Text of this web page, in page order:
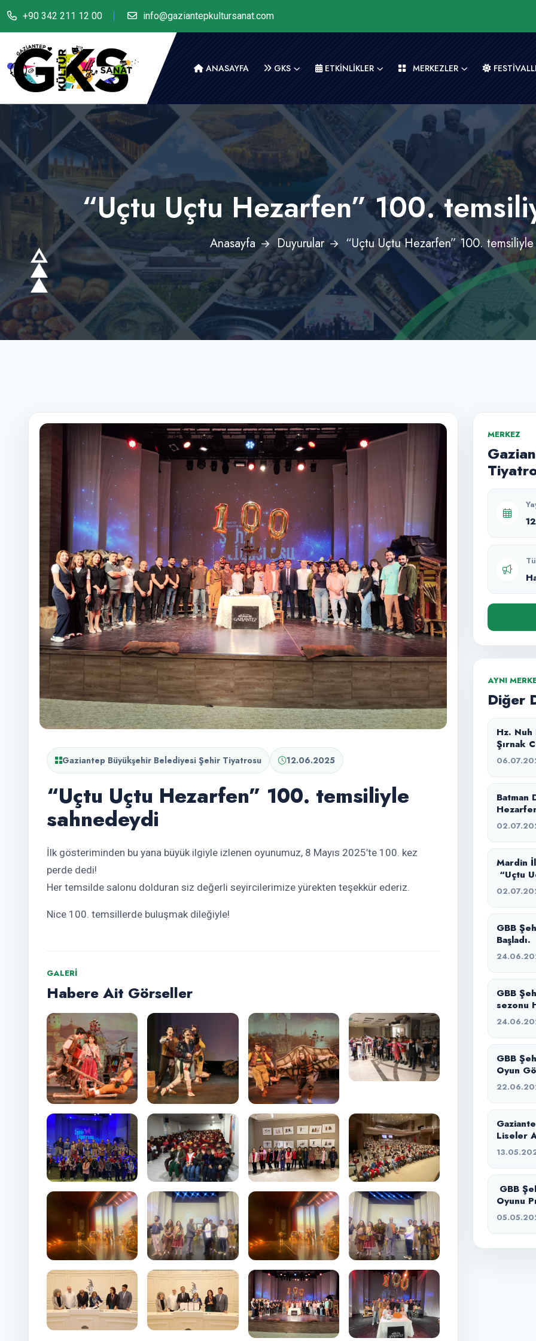
+90 342 211 12 00 info@gaziantepkultursanat.com
ANASAYFA GKS ETKİNLİKLER MERKEZLER
“Uçtu Uçtu Hezarfen” 100.
Anasayfa Duyurular “Uçtu Uçtu Hezarfen” 100.
Gaziantep Büyükşehir Belediyesi Şehir Tiyatrosu 12.06.2025
“Uçtu Uçtu Hezarfen” 100. temsiliyle
sahnedeydi
İlk gösteriminden bu yana büyük ilgiyle izlenen oyunumuz, 8 Mayıs 2025’te 100. kez
perde dedi!
Her temsilde salonu dolduran siz değerli seyircilerimize yürekten teşekkür ederiz.
Nice 100. temsillerde buluşmak dileğiyle!
GALERI
Habere Ait Görseller
MERKEZ
AYNI
Diğer
Hz. Nuh
Şırnak
masal
Batman
Mardin
“Uçtu
GBB Şehir Tiyatrosu Yazlık Tiyatro Atölyesi
Başladı.
GBB
sezonu
GBB
Oyun
Liseler
GBB
Oyunu